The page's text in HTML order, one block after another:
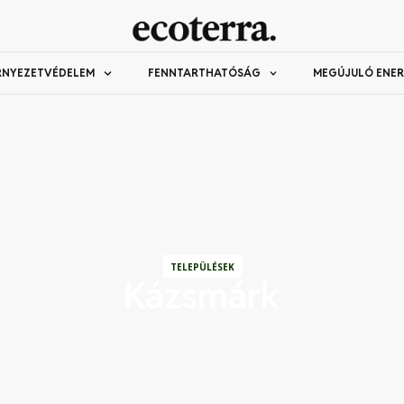
FENNTARTHATÓSÁG MEGÚJULÓ
TELEPÜLÉSEK